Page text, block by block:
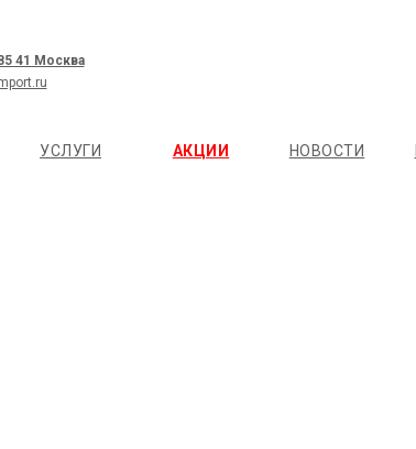
АКЦИИ НОВОСТИ
УСЛУГИ
41 Москва